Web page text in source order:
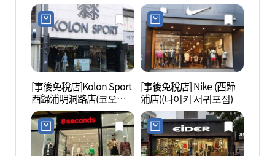
귀포점)
[事後免稅店]Kolon Sport
西歸浦明洞路店(코오롱
스포츠 서귀포명동로점)
[事後免稅店] Nike (西歸
浦店)(나이키 서귀포점)